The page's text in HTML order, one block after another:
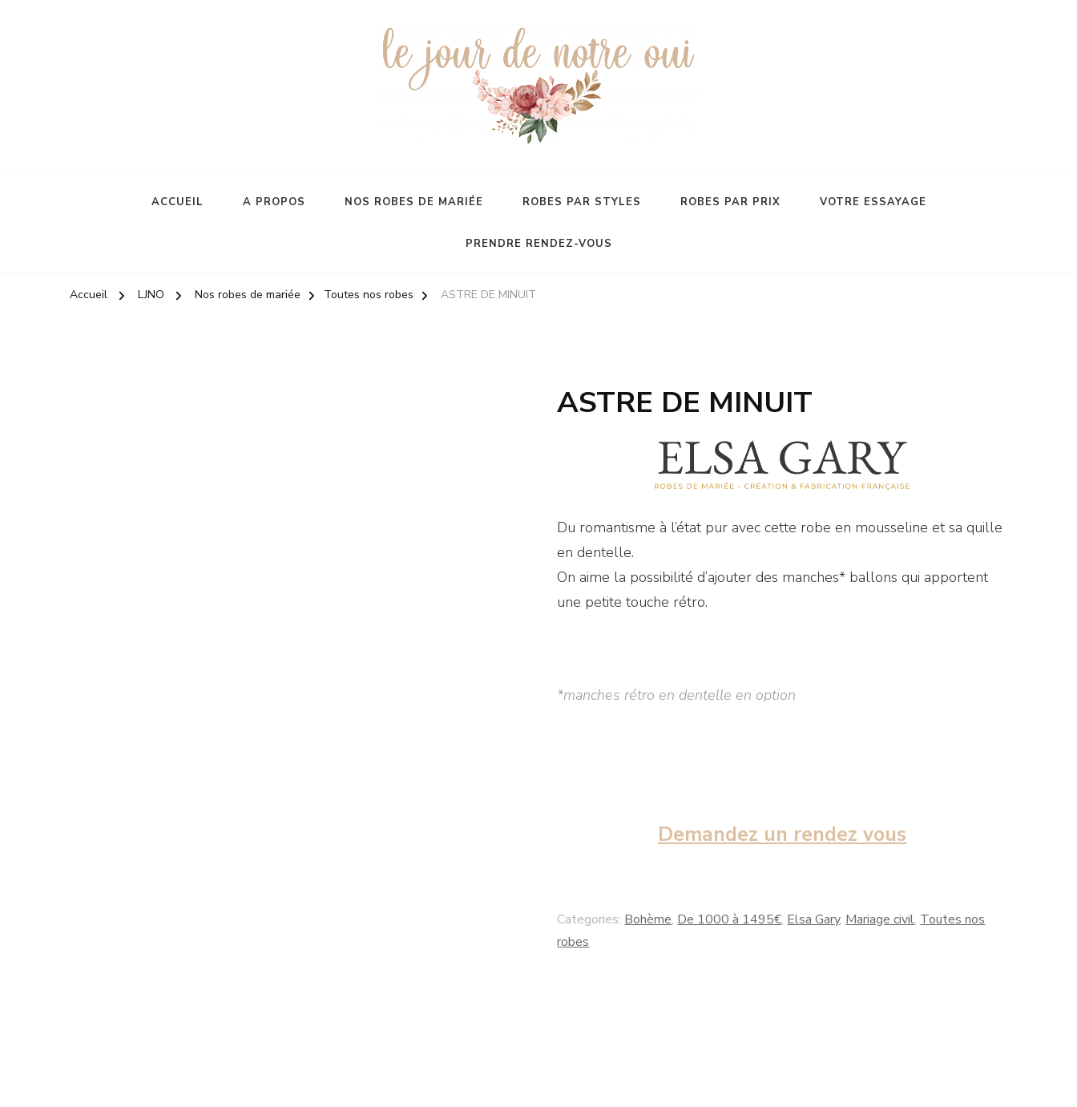
ACCUEIL A PROPOS NOS ROBES DE MARIÉE ROBES PAR STYLES ROBES PAR PRIX VOTRE ESSAYAGE
PRENDRE RENDEZ-VOUS
Accueil LJNO Nos robes de mariée Toutes nos robes ASTRE DE MINUIT
ASTRE DE MINUIT
Du romantisme à l’état pur avec cette robe en mousseline et sa quille
en dentelle.
On aime la possibilité d’ajouter des manches* ballons qui apportent
une petite touche rétro.
*manches rétro en dentelle en option
Demandez un rendez vous
Categories: Bohème, De 1000 à 1495€, Elsa Gary, Mariage civil, Toutes nos
robes